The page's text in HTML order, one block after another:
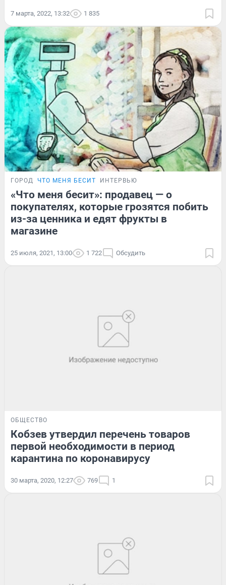
7 марта, 2022, 13:32 1 835
ГОРОД ЧТО МЕНЯ БЕСИТ ИНТЕРВЬЮ
«Что меня бесит»: продавец — о
покупателях, которые грозятся побить
из-за ценника и едят фрукты в
магазине
25 июля, 2021, 13:00 1 722 Обсудить
ОБЩЕСТВО
Кобзев утвердил перечень товаров
первой необходимости в период
карантина по коронавирусу
30 марта, 2020, 12:27 769 1